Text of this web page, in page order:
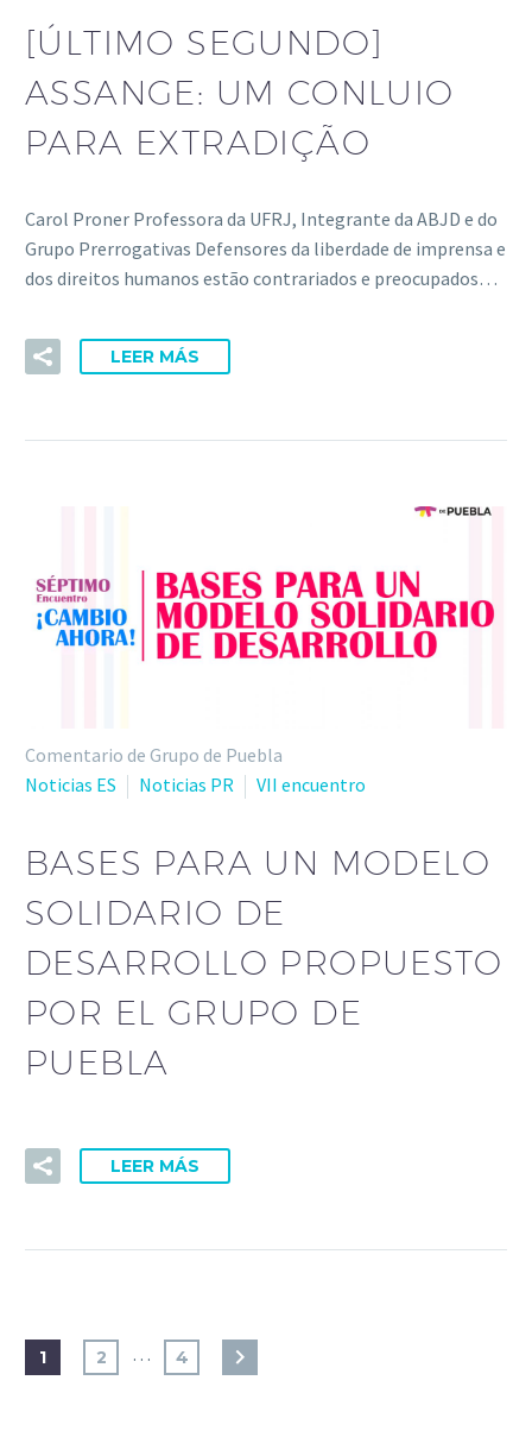
[ÚLTIMO SEGUNDO]
ASSANGE: UM CONLUIO
PARA EXTRADIÇÃO
Carol Proner Professora da UFRJ, Integrante da ABJD e do
Grupo Prerrogativas Defensores da liberdade de imprensa e
dos direitos humanos estão contrariados e preocupados…
LEER MÁS
Comentario de Grupo de Puebla
Noticias ES
Noticias PR VII encuentro
BASES PARA UN MODELO
SOLIDARIO DE
DESARROLLO PROPUESTO
POR EL GRUPO DE
PUEBLA
LEER MÁS
1 2 … 4